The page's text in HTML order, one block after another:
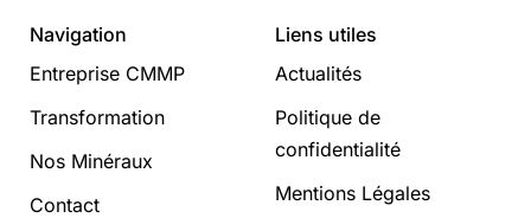
Navigation
Entreprise CMMP
Transformation
Nos Minéraux
Contact
Liens utiles
Actualités
Politique de
confidentialité
Mentions Légales